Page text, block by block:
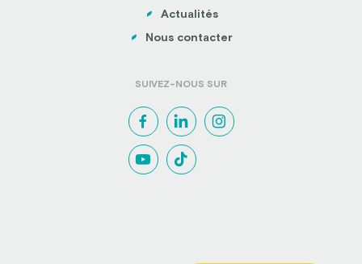
Actualités
Nous contacter
SUIVEZ-NOUS SUR